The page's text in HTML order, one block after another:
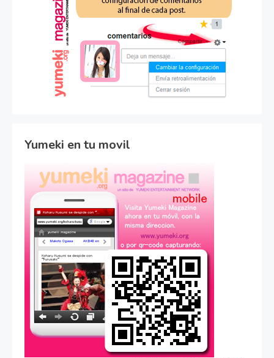
Yumeki en tu movil